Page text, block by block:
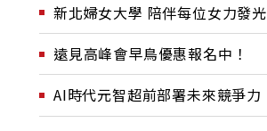
新北婦女大學 陪伴每位女力發光
遠見高峰會早鳥優惠報名中！
AI時代元智超前部署未來競爭力